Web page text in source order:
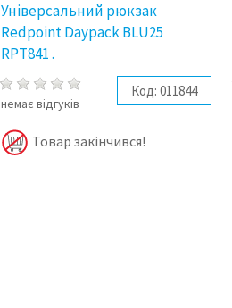
Універсальний рюкзак
Redpoint Daypack BLU25
RPT841 .
немає відгуків
Код: 011844
Товар закінчився!